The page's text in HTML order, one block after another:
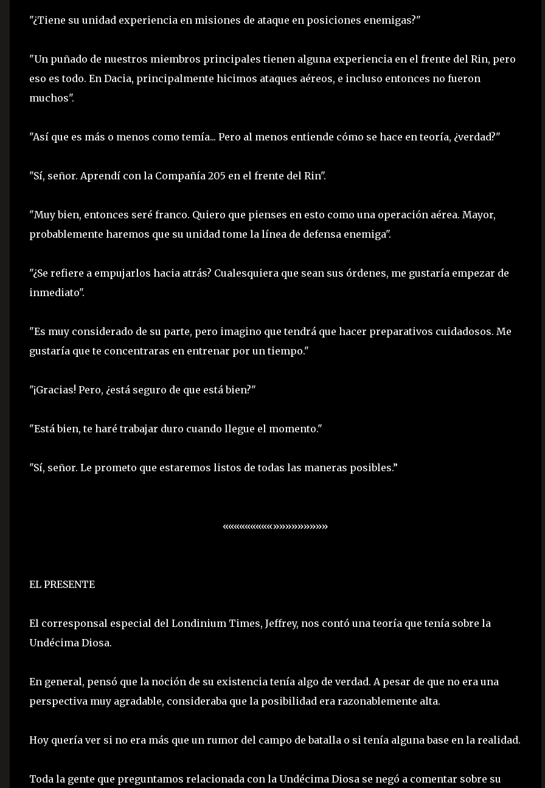
"¿Tiene su unidad experiencia en misiones de ataque en posiciones enemigas?"
"Un puñado de nuestros miembros principales tienen alguna experiencia en el frente del Rin, pero
eso es todo. En Dacia, principalmente hicimos ataques aéreos, e incluso entonces no fueron
muchos".
"Así que es más o menos como temía... Pero al menos entiende cómo se hace en teoría, ¿verdad?"
"Sí, señor. Aprendí con la Compañía 205 en el frente del Rin".
"Muy bien, entonces seré franco. Quiero que pienses en esto como una operación aérea. Mayor,
probablemente haremos que su unidad tome la línea de defensa enemiga".
"¿Se refiere a empujarlos hacia atrás? Cualesquiera que sean sus órdenes, me gustaría empezar de
inmediato".
"Es muy considerado de su parte, pero imagino que tendrá que hacer preparativos cuidadosos. Me
gustaría que te concentraras en entrenar por un tiempo."
"¡Gracias! Pero, ¿está seguro de que está bien?"
"Está bien, te haré trabajar duro cuando llegue el momento."
"Sí, señor. Le prometo que estaremos listos de todas las maneras posibles.”
«««««««««»»»»»»»»»
EL PRESENTE
El corresponsal especial del Londinium Times, Jeffrey, nos contó una teoría que tenía sobre la
Undécima Diosa.
En general, pensó que la noción de su existencia tenía algo de verdad. A pesar de que no era una
perspectiva muy agradable, consideraba que la posibilidad era razonablemente alta.
Hoy quería ver si no era más que un rumor del campo de batalla o si tenía alguna base en la realidad.
Toda la gente que preguntamos relacionada con la Undécima Diosa se negó a comentar sobre su